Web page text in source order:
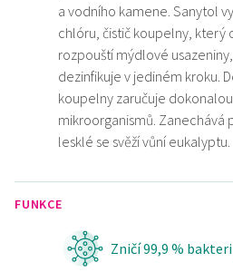
a vodního kamene. Sanytol
chlóru, čistič koupelny, který
rozpouští mýdlové
dezinfikuje v jediném kroku.
koupelny zaručuje
mikroorganismů. Zanechává
lesklé se svěží vůní eukalyptu.
FUNKCE
Zničí 99,9 %